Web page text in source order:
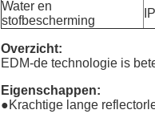
Water en
stofbescherming
Overzicht:
EDM-de technologie is
Eigenschappen:
●Krachtige lange